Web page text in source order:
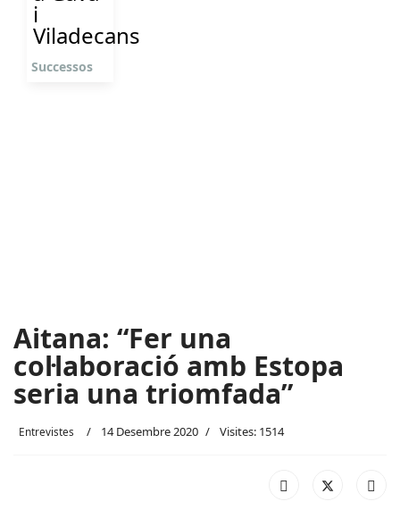
i
Viladecans
Successos
Aitana: “Fer una
col·laboració amb Estopa
seria una triomfada”
Entrevistes 14 Desembre 2020 Visites: 1514